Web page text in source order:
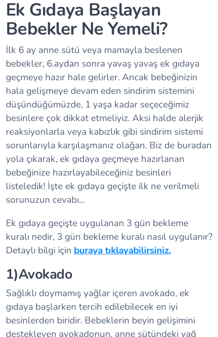
Ek Gıdaya Başlayan
Bebekler Ne Yemeli?
İlk 6 ay anne sütü veya mamayla beslenen
bebekler, 6.aydan sonra yavaş yavaş ek gıdaya
geçmeye hazır hale gelirler. Ancak bebeğinizin
hala gelişmeye devam eden sindirim sistemini
düşündüğümüzde, 1 yaşa kadar seçeceğimiz
besinlere çok dikkat etmeliyiz. Aksi halde alerjik
reaksiyonlarla veya kabızlık gibi sindirim sistemi
sorunlarıyla karşılaşmanız olağan. Biz de buradan
yola çıkarak, ek gıdaya geçmeye hazırlanan
bebeğinize hazırlayabileceğiniz besinleri
listeledik! İşte ek gıdaya geçişte ilk ne verilmeli
sorunuzun cevabı...
Ek gıdaya geçişte uygulanan 3 gün bekleme
kuralı nedir, 3 gün bekleme kuralı nasıl uygulanır?
Detaylı bilgi için buraya tıklayabilirsiniz.
1)Avokado
Sağlıklı doymamış yağlar içeren avokado, ek
gıdaya başlarken tercih edilebilecek en iyi
besinlerden biridir. Bebeklerin beyin gelişimini
destekleyen avokadonun, anne sütündeki yağ